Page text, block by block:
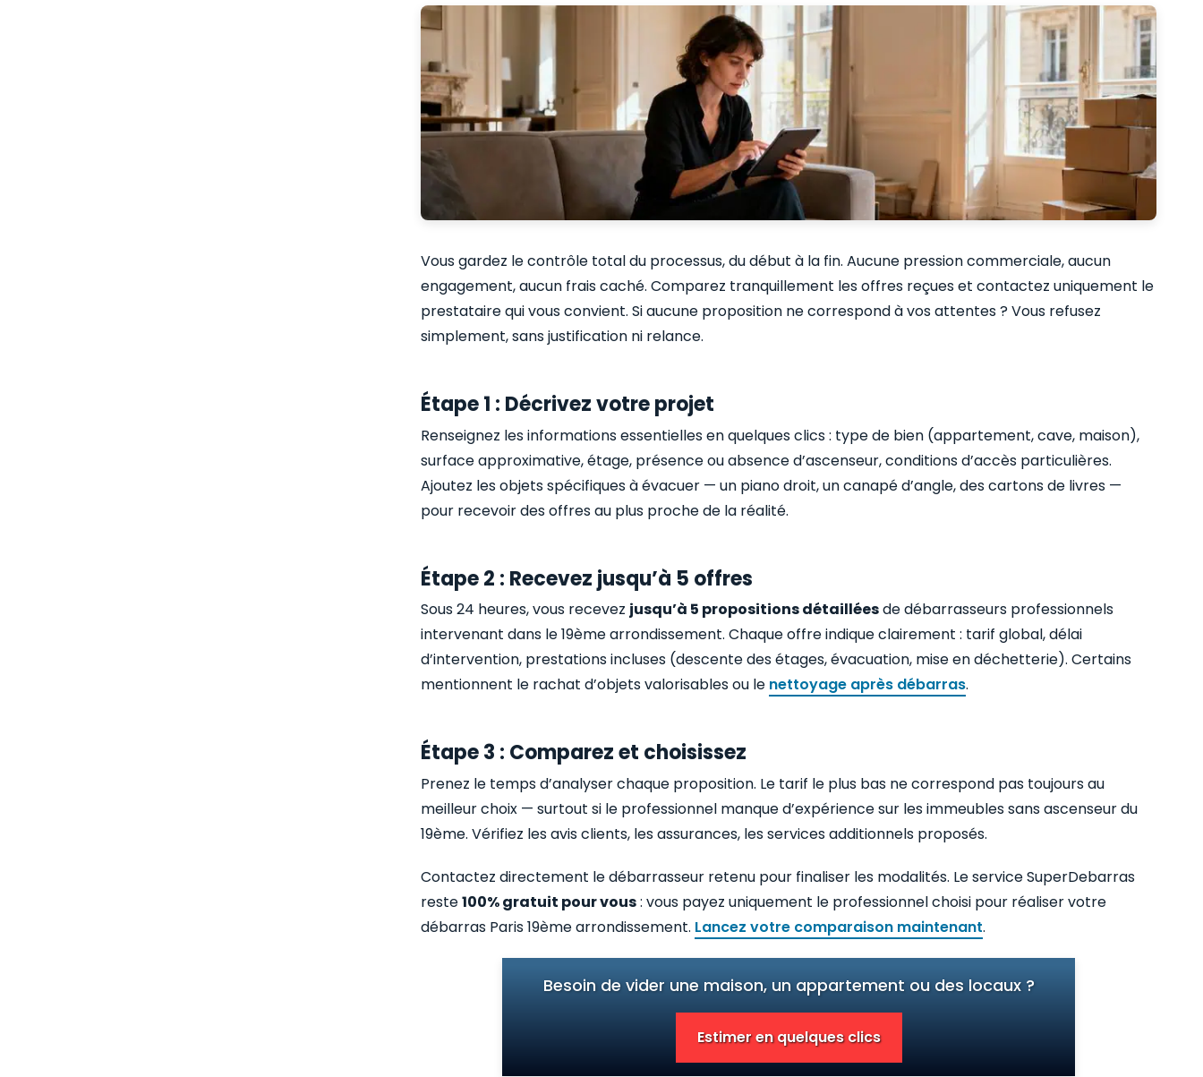
Vous gardez le contrôle total du processus, du début à la fin. Aucune pression commerciale, aucun
engagement, aucun frais caché. Comparez tranquillement les offres reçues et contactez uniquement le
prestataire qui vous convient. Si aucune proposition ne correspond à vos attentes ? Vous refusez
simplement, sans justification ni relance.
Étape 1 : Décrivez votre projet
Renseignez les informations essentielles en quelques clics : type de bien (appartement, cave, maison),
surface approximative, étage, présence ou absence d’ascenseur, conditions d’accès particulières.
Ajoutez les objets spécifiques à évacuer — un piano droit, un canapé d’angle, des cartons de livres —
pour recevoir des offres au plus proche de la réalité.
Étape 2 : Recevez jusqu’à 5 offres
Sous 24 heures, vous recevez jusqu’à 5 propositions détailléesde débarrasseurs professionnels
intervenant dans le 19ème arrondissement. Chaque offre indique clairement : tarif global, délai
d’intervention, prestations incluses (descente des étages, évacuation, mise en déchetterie). Certains
mentionnent le rachat d’objets valorisables ou le nettoyage après débarras.
Étape 3 : Comparez et choisissez
Prenez le temps d’analyser chaque proposition. Le tarif le plus bas ne correspond pas toujours au
meilleur choix — surtout si le professionnel manque d’expérience sur les immeubles sans ascenseur du
19ème. Vérifiez les avis clients, les assurances, les services additionnels proposés.
Contactez directement le débarrasseur retenu pour finaliser les modalités. Le service SuperDebarras
reste100% gratuit pour vous: vous payez uniquement le professionnel choisi pour réaliser votre
débarras Paris 19ème arrondissement. Lancez votre comparaison maintenant.
Besoin de vider une maison, un appartement ou des locaux ?
Estimer en quelques clics